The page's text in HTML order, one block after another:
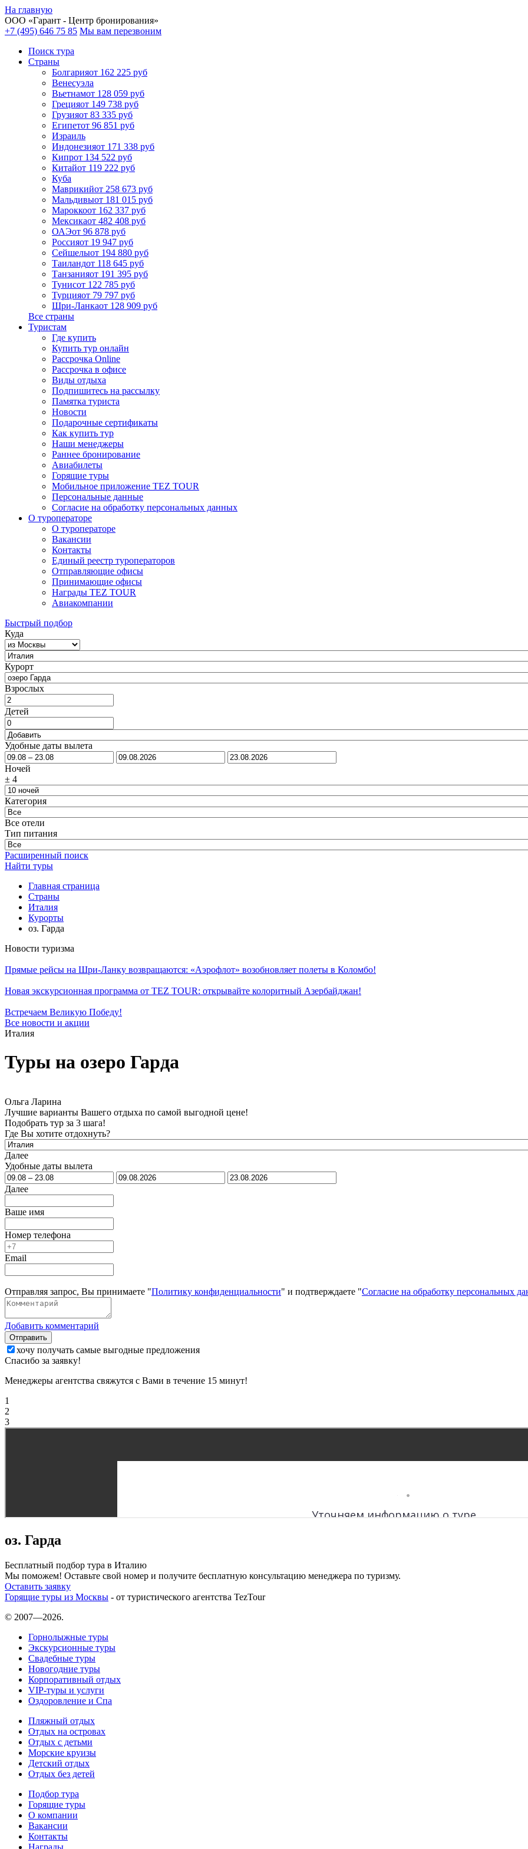
На главную
ООО «Гарант - Центр бронирования»
+7 (495) 646 75 85 Мы вам перезвоним
Поиск тура
Cтраны
Болгарияот 162 225 руб
Венесуэла
Вьетнамот 128 059 руб
Грецияот 149 738 руб
Грузияот 83 335 руб
Египетот 96 851 руб
Израиль
Индонезияот 171 338 руб
Кипрот 134 522 руб
Китайот 119 222 руб
Куба
Маврикийот 258 673 руб
Мальдивыот 181 015 руб
Мароккоот 162 337 руб
Мексикаот 482 408 руб
ОАЭот 96 878 руб
Россияот 19 947 руб
Сейшелыот 194 880 руб
Таиландот 118 645 руб
Танзанияот 191 395 руб
Тунисот 122 785 руб
Турцияот 79 797 руб
Шри-Ланкаот 128 909 руб
Все страны
Туристам
Где купить
Купить тур онлайн
Рассрочка Online
Рассрочка в офисе
Виды отдыха
Подпишитесь на рассылку
Памятка туриста
Новости
Подарочные сертификаты
Как купить тур
Наши менеджеры
Раннее бронирование
Авиабилеты
Горящие туры
Мобильное приложение TEZ TOUR
Персональные данные
Согласие на обработку персональных данных
О туроператоре
О туроператоре
Вакансии
Контакты
Единый реестр туроператоров
Отправляющие офисы
Принимающие офисы
Награды TEZ TOUR
Авиакомпании
Быстрый подбор
Куда
Курорт
Взрослых
Детей
Удобные даты вылета
Ночей
± 4
Категория
Все отели
Тип питания
Расширенный поиск
Найти туры
Главная страница
Cтраны
Италия
Курорты
оз. Гарда
Новости туризма
Прямые рейсы на Шри-Ланку возвращаются: «Аэрофлот» возобновляет полеты в Коломбо!
Новая экскурсионная программа от TEZ TOUR: открывайте колоритный Азербайджан!
Встречаем Великую Победу!
Все новости и акции
Италия
Туры на озеро Гарда
Ольга Ларина
Лучшие варианты Вашего отдыха по самой выгодной цене!
Подобрать тур за 3 шага!
Где Вы хотите отдохнуть?
Далее
Удобные даты вылета
Далее
Ваше имя
Номер телефона
Email
Отправляя запрос, Вы принимаете "Политику конфиденциальности" и подтверждаете "Согласие на обработку персональных
Добавить комментарий
Отправить
хочу получать самые выгодные предложения
Спасибо за заявку!
Менеджеры агентства свяжутся с Вами в течение 15 минут!
1
2
3
оз. Гарда
Бесплатный подбор тура в Италию
Мы поможем! Оставьте свой номер и получите бесплатную консультацию менеджера по туризму.
Оставить заявку
Горящие туры из Москвы - от туристического агентства TezTour
© 2007—2026.
Горнолыжные туры
Экскурсионные туры
Свадебные туры
Новогодние туры
Корпоративный отдых
VIP-туры и услуги
Оздоровление и Спа
Пляжный отдых
Отдых на островах
Отдых с детьми
Морские круизы
Детский отдых
Отдых без детей
Подбор тура
Горящие туры
О компании
Вакансии
Контакты
Награды